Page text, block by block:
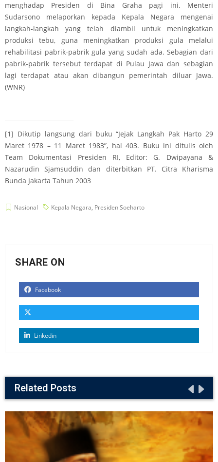
menghadap Presiden di Bina Graha pagi ini. Menteri
Sudarsono melaporkan kepada Kepala Negara mengenai
langkah-langkah yang telah diambil untuk meningkatkan
produksi tebu, guna meningkatkan produksi gula melalui
rehabilitasi pabrik-pabrik gula yang sudah ada. Sebagian dari
pabrik-pabrik tersebut terdapat di Pulau Jawa dan sebagian
lagi terdapat atau akan dibangun pemerintah diluar Jawa.
(WNR)
[1] Dikutip langsung dari buku “Jejak Langkah Pak Harto 29
Maret 1978 – 11 Maret 1983”, hal 403. Buku ini ditulis oleh
Team Dokumentasi Presiden RI, Editor: G. Dwipayana &
Nazarudin Sjamsuddin dan diterbitkan PT. Citra Kharisma
Bunda Jakarta Tahun 2003
Nasional Kepala Negara, Presiden Soeharto
SHARE ON
Facebook
Linkedin
Related Posts